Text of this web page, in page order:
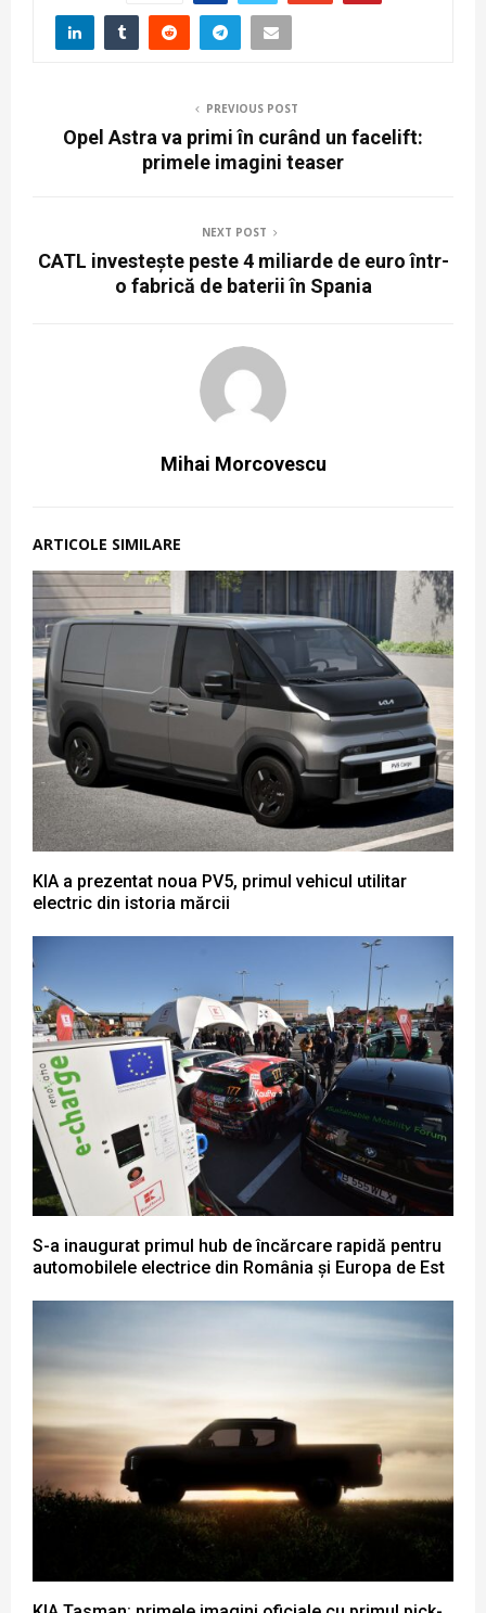
PREVIOUS POST
Opel Astra va primi în curând un facelift:
primele imagini teaser
NEXT POST
CATL investește peste 4 miliarde de euro într-
o fabrică de baterii în Spania
Mihai Morcovescu
ARTICOLE SIMILARE
KIA a prezentat noua PV5, primul vehicul utilitar
electric din istoria mărcii
S-a inaugurat primul hub de încărcare rapidă pentru
automobilele electrice din România și Europa de Est